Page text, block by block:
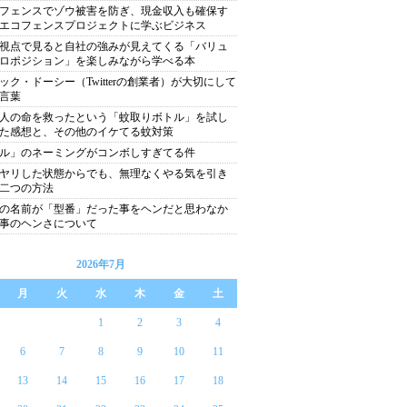
ェンスでゾウ被害を防ぎ、現金収入も確保す
コフェンスプロジェクトに学ぶビジネス
点で見ると自社の強みが見えてくる「バリュ
ポジション」を楽しみながら学べる本
ク・ドーシー（Twitterの創業者）が大切にして
葉
の命を救ったという「蚊取りボトル」を試し
感想と、その他のイケてる蚊対策
」のネーミングがコンボしすぎてる件
リした状態からでも、無理なくやる気を引き
つの方法
名前が「型番」だった事をヘンだと思わなか
のヘンさについて
2026年7月
月 火 水 木 金 土
1 2 3 4
6 7 8 9 10 11
13 14 15 16 17 18